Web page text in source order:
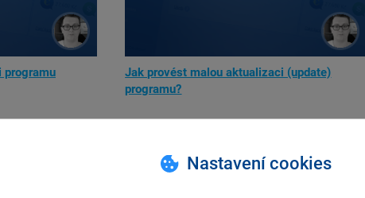
Nastavení cookies
programu
Jak provést malou aktualizaci (update)
programu?